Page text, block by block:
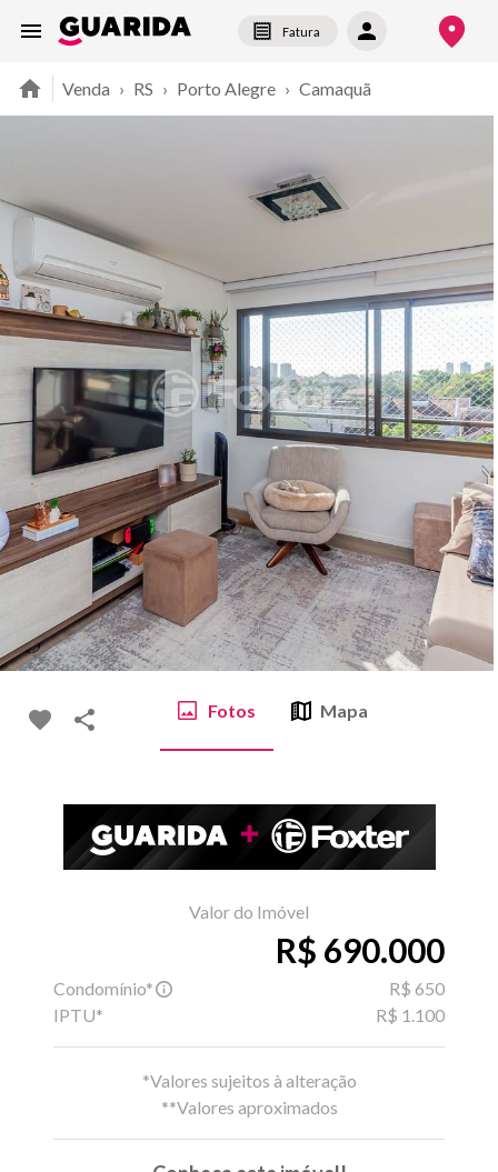
Fatura
Venda › RS › Porto Alegre › Camaquã
Fotos Mapa
Valor do Imóvel
R$ 690.000
Condomínio*
R$ 650
IPTU*
R$ 1.100
*Valores sujeitos à alteração
**Valores aproximados